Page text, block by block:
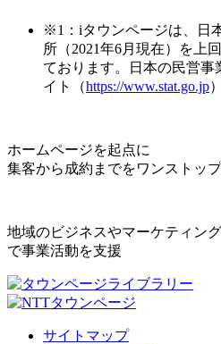
※1：iタウンページは、日
所（2021年6月現在）を上
ております。日本の民営事
イト（https://www.stat.go.jp
ホームページを起点に
集客から成約までをワンストッ
地域のビジネスやマーケティン
で事業活動を支援
サイトマップ